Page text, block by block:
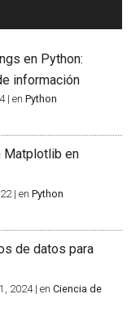
en Python:
información
|enPython
Matplotlib en
|enPython
de datos para
2024|enCiencia de